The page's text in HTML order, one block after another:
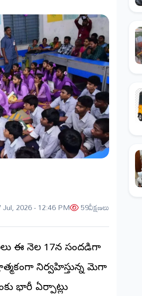
Jul, 2026 - 12:46 PM 59వీక్షణలు
ఈ నెల 17న సందడిగా
నిర్వహిస్తున్న మెగా
భారీ ఏర్పాట్లు